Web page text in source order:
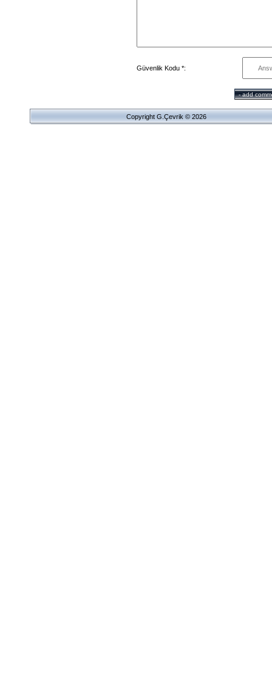
Güvenlik Kodu *:
Copyright G.Çevrik © 2026